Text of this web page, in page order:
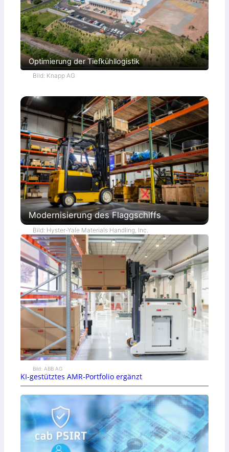
Optimierung der Tiefkühllogistik
Bild: Knapp AG
Modernisierung des Flaggschiffs
Bild: Hyster-Yale Materials Handling, Inc.
Bild: ABB AG
KI-gestütztes AMR-Portfolio ergänzt